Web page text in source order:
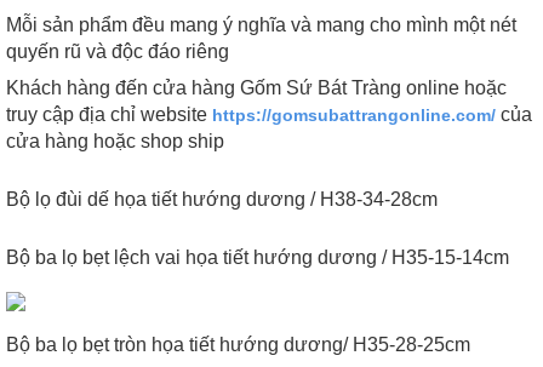
Mỗi sản phẩm đều mang ý nghĩa và mang cho mình một nét
quyến rũ và độc đáo riêng
Khách hàng đến cửa hàng Gốm Sứ Bát Tràng online hoặc
truy cập địa chỉ website https://gomsubattrangonline.com/ của
cửa hàng hoặc shop ship
Bộ lọ đùi dế họa tiết hướng dương / H38-34-28cm
Bộ ba lọ bẹt lệch vai họa tiết hướng dương / H35-15-14cm
Bộ ba lọ bẹt tròn họa tiết hướng dương/ H35-28-25cm